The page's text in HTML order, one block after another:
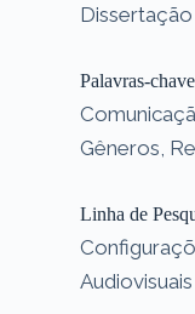
Dissertação
Palavras-chave
Gêneros,
Linha de